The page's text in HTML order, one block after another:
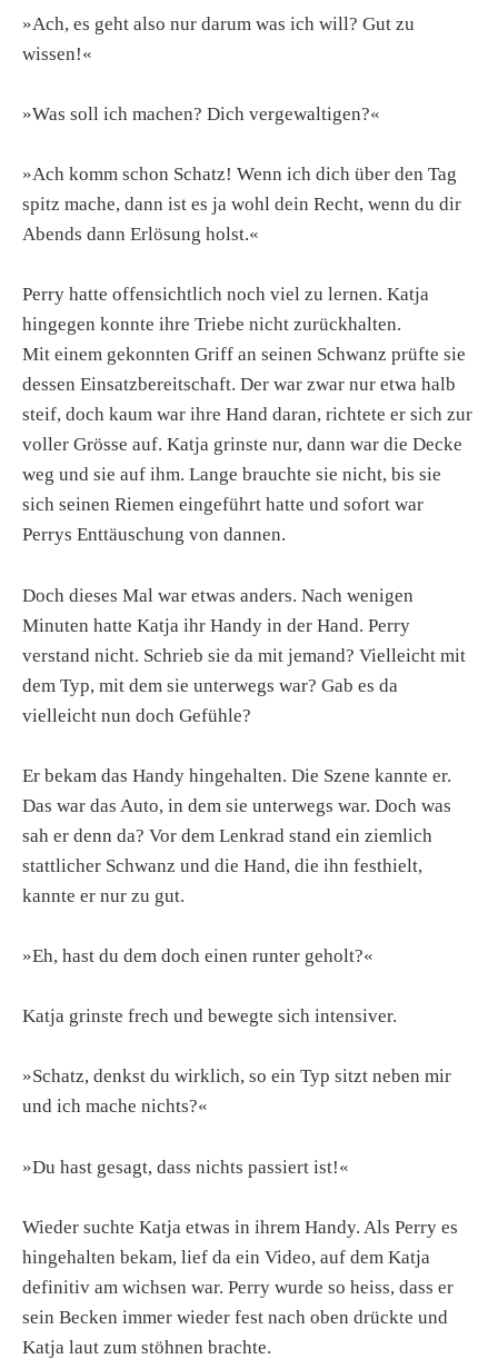
»Ach, es geht also nur darum was ich will? Gut zu
wissen!«
»Was soll ich machen? Dich vergewaltigen?«
»Ach komm schon Schatz! Wenn ich dich über den Tag
spitz mache, dann ist es ja wohl dein Recht, wenn du dir
Abends dann Erlösung holst.«
Perry hatte offensichtlich noch viel zu lernen. Katja
hingegen konnte ihre Triebe nicht zurückhalten.
Mit einem gekonnten Griff an seinen Schwanz prüfte sie
dessen Einsatzbereitschaft. Der war zwar nur etwa halb
steif, doch kaum war ihre Hand daran, richtete er sich zur
voller Grösse auf. Katja grinste nur, dann war die Decke
weg und sie auf ihm. Lange brauchte sie nicht, bis sie
sich seinen Riemen eingeführt hatte und sofort war
Perrys Enttäuschung von dannen.
Doch dieses Mal war etwas anders. Nach wenigen
Minuten hatte Katja ihr Handy in der Hand. Perry
verstand nicht. Schrieb sie da mit jemand? Vielleicht mit
dem Typ, mit dem sie unterwegs war? Gab es da
vielleicht nun doch Gefühle?
Er bekam das Handy hingehalten. Die Szene kannte er.
Das war das Auto, in dem sie unterwegs war. Doch was
sah er denn da? Vor dem Lenkrad stand ein ziemlich
stattlicher Schwanz und die Hand, die ihn festhielt,
kannte er nur zu gut.
»Eh, hast du dem doch einen runter geholt?«
Katja grinste frech und bewegte sich intensiver.
»Schatz, denkst du wirklich, so ein Typ sitzt neben mir
und ich mache nichts?«
»Du hast gesagt, dass nichts passiert ist!«
Wieder suchte Katja etwas in ihrem Handy. Als Perry es
hingehalten bekam, lief da ein Video, auf dem Katja
definitiv am wichsen war. Perry wurde so heiss, dass er
sein Becken immer wieder fest nach oben drückte und
Katja laut zum stöhnen brachte.